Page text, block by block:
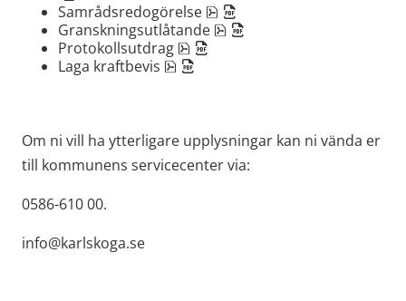
Samrådsredogörelse
pdf, 383.2 kB, öppnas i
Granskningsutlåtande
pdf, 357.5 kB, öppnas i
Protokollsutdrag
pdf, 172 kB, öppnas i nytt
Laga kraftbevis
pdf, 81.9 kB, öppnas i nytt
Om ni vill ha ytterligare upplysningar kan ni vända er
till kommunens servicecenter via:
0586-610 00.
info@karlskoga.se